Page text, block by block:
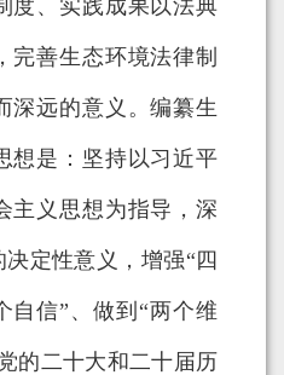
度、实践成果以法典
完善生态环境法律制
深远的意义。编纂生
想是：坚持以习近平
主义思想为指导，深
定性意义，增强“四
自信”、做到“两个维
的二十大和二十届历